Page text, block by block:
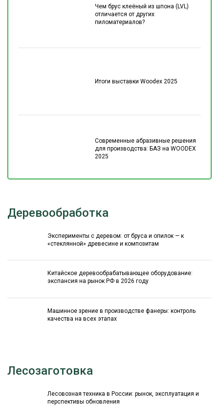
Чем брус клеёный из шпона (LVL)
отличается от других
пиломатериалов?
Итоги выставки Woodex 2025
Современные абразивные решения
для производства: БАЗ на WOODEX
2025
Деревообработка
Эксперименты с деревом: от бруса и опилок — к
«стеклянной» древесине и композитам
Китайское деревообрабатывающее оборудование:
экспансия на рынок РФ в 2026 году
Машинное зрение в производстве фанеры: контроль
качества на всех этапах
Лесозаготовка
Лесовозная техника в России: рынок, эксплуатация и
перспективы обновления